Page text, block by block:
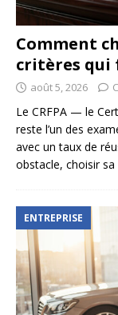
Comment
critères qui
août 5, 2026
Le CRFPA — le
reste l’un des
avec un taux de
obstacle, choisir sa
ENTREPRISE